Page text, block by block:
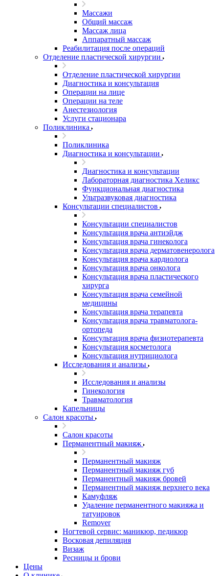
Массажи
Общий массаж
Массаж лица
Аппаратный массаж
Реабилитация после операций
Отделение пластической хирургии
Отделение пластической хирургии
Диагностика и консультация
Операции на лице
Операции на теле
Анестезиология
Услуги стационара
Поликлиника
Поликлиника
Диагностика и консультации
Диагностика и консультации
Лабораторная диагностика Хеликс
Функциональная диагностика
Ультразвуковая диагностика
Консультации специалистов
Консультации специалистов
Консультация врача антиэйдж
Консультация врача гинеколога
Консультация врача дерматовенеролога
Консультация врача кардиолога
Консультация врача онколога
Консультация врача пластического
хирурга
Консультация врача семейной
медицины
Консультация врача терапевта
Консультация врача травматолога-
ортопеда
Консультация врача физиотерапевта
Консультация косметолога
Консультация нутрициолога
Исследования и анализы
Исследования и анализы
Гинекология
Травматология
Капельницы
Салон красоты
Салон красоты
Перманентный макияж
Перманентный макияж
Перманентный макияж губ
Перманентный макияж бровей
Перманентный макияж верхнего века
Камуфляж
Удаление перманентного макияжа и
татуировок
Remover
Ногтевой сервис: маникюр, педикюр
Восковая депиляция
Визаж
Ресницы и брови
Цены